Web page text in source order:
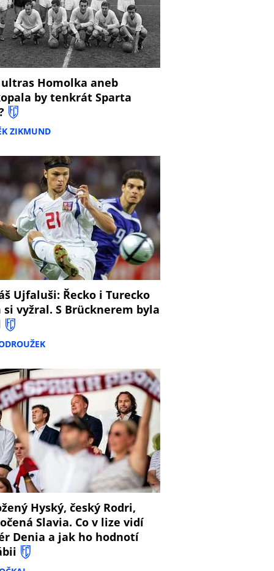
ultras Homolka aneb
by tenkrát Sparta
ZIKMUND
Ujfaluši: Řecko i Turecko
si vyžral. S Brücknerem byla
Hyský, český Rodri,
Slavia. Co v lize vidí
Denia a jak ho hodnotí
8